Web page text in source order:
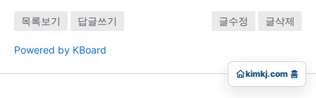
목록보기 답글쓰기 글수정 글삭제
Powered by KBoard
kimkj.com 홈